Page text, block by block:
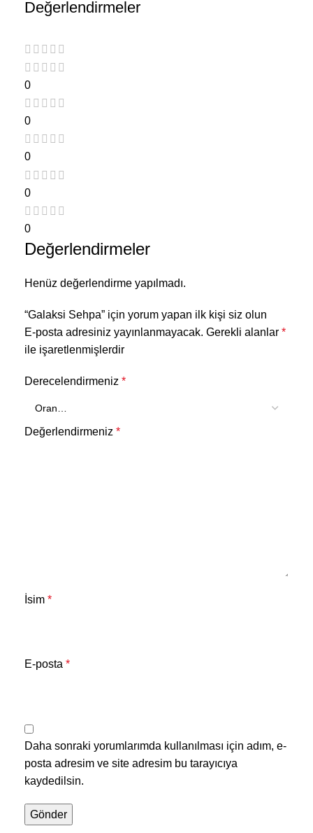
Değerlendirmeler
0
0
0
0
0
Değerlendirmeler
Henüz değerlendirme yapılmadı.
“Galaksi Sehpa” için yorum yapan ilk kişi siz olun
E-posta adresiniz yayınlanmayacak. Gerekli alanlar *
ile işaretlenmişlerdir
Derecelendirmeniz *
Değerlendirmeniz *
İsim *
E-posta *
Daha sonraki yorumlarımda kullanılması için adım, e-
posta adresim ve site adresim bu tarayıcıya
kaydedilsin.